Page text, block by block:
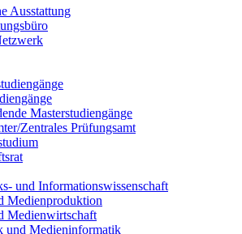
Ausstattung
Masterstudiengänge
Zentrales Prüfungsamt
und Informationswissenschaft
Medienproduktion
Medienwirtschaft
und Medieninformatik